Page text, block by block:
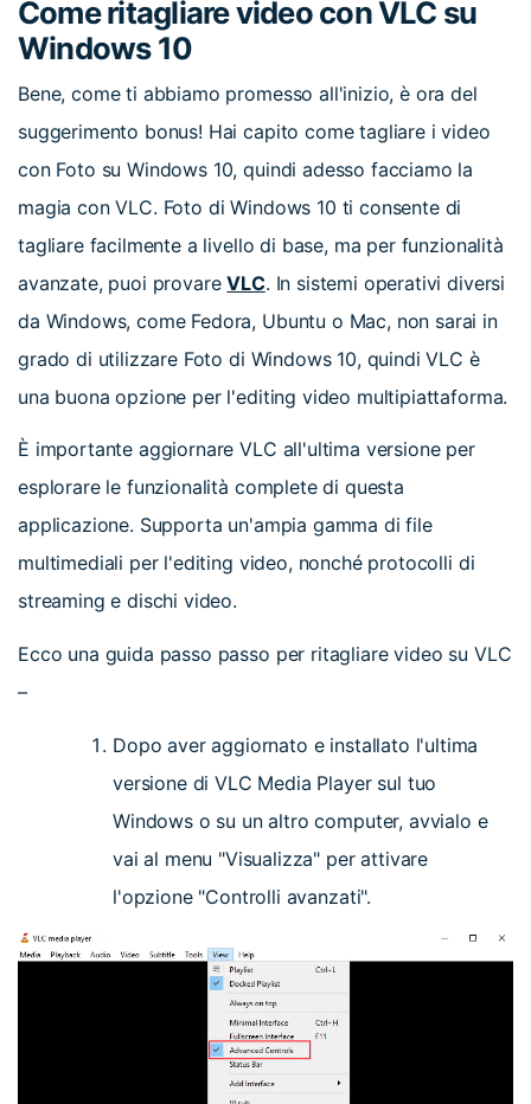
Come ritagliare video con VLC su
Windows 10
Bene, come ti abbiamo promesso all'inizio, è ora del
suggerimento bonus! Hai capito come tagliare i video
con Foto su Windows 10, quindi adesso facciamo la
magia con VLC. Foto di Windows 10 ti consente di
tagliare facilmente a livello di base, ma per funzionalità
avanzate, puoi provareVLC. In sistemi operativi diversi
da Windows, come Fedora, Ubuntu o Mac, non sarai in
grado di utilizzare Foto di Windows 10, quindi VLC è
una buona opzione per l'editing video multipiattaforma.
È importante aggiornare VLC all'ultima versione per
esplorare le funzionalità complete di questa
applicazione. Supporta un'ampia gamma di file
multimediali per l'editing video, nonché protocolli di
streaming e dischi video.
Ecco una guida passo passo per ritagliare video su VLC
–
Dopo aver aggiornato e installato l'ultima
versione di VLC Media Player sul tuo
Windows o su un altro computer, avvialo e
vai al menu "Visualizza" per attivare
l'opzione "Controlli avanzati".